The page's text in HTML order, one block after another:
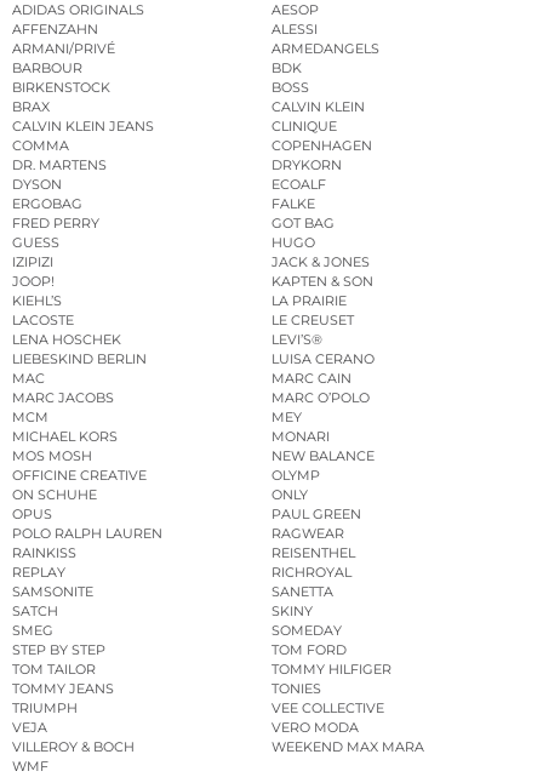
ADIDAS ORIGINALS
AESOP
AFFENZAHN
ALESSI
ARMANI/PRIVÉ
ARMEDANGELS
BARBOUR
BDK
BIRKENSTOCK
BOSS
BRAX
CALVIN KLEIN
CALVIN KLEIN JEANS
CLINIQUE
COMMA
COPENHAGEN
DR. MARTENS
DRYKORN
DYSON
ECOALF
ERGOBAG
FALKE
FRED PERRY
GOT BAG
GUESS
HUGO
IZIPIZI
JACK & JONES
JOOP!
KAPTEN & SON
KIEHL’S
LA PRAIRIE
LACOSTE
LE CREUSET
LENA HOSCHEK
LEVI’S®
LIEBESKIND BERLIN
LUISA CERANO
MAC
MARC CAIN
MARC JACOBS
MARC O’POLO
MCM
MEY
MICHAEL KORS
MONARI
MOS MOSH
NEW BALANCE
OFFICINE CREATIVE
OLYMP
ON SCHUHE
ONLY
OPUS
PAUL GREEN
POLO RALPH LAUREN
RAGWEAR
RAINKISS
REISENTHEL
REPLAY
RICHROYAL
SAMSONITE
SANETTA
SATCH
SKINY
SMEG
SOMEDAY
STEP BY STEP
TOM FORD
TOM TAILOR
TOMMY HILFIGER
TOMMY JEANS
TONIES
TRIUMPH
VEE COLLECTIVE
VEJA
VERO MODA
VILLEROY & BOCH
WEEKEND MAX MARA
WMF